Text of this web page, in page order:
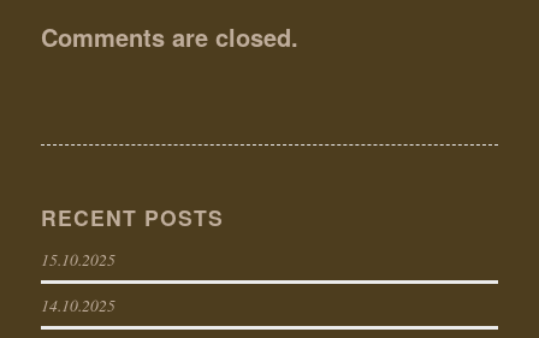
Comments are closed.
RECENT POSTS
15.10.2025
14.10.2025